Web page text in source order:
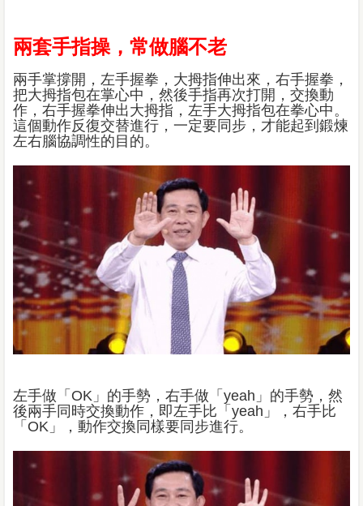
兩套手指操，常做腦不老
兩手掌撐開，左手握拳，大拇指伸出來，右手握拳，
把大拇指包在掌心中，然後手指再次打開，交換動
作，右手握拳伸出大拇指，左手大拇指包在拳心中。
這個動作反復交替進行，一定要同步，才能起到鍛煉
左右腦協調性的目的。
左手做「OK」的手勢，右手做「yeah」的手勢，然
後兩手同時交換動作，即左手比「yeah」，右手比
「OK」，動作交換同樣要同步進行。